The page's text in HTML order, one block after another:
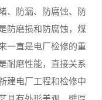
、防漏、防腐蚀、防
防磨损和防腐蚀，煤
一直是电厂检修的重
耐磨性能，直接关系
建电厂工程和检修中